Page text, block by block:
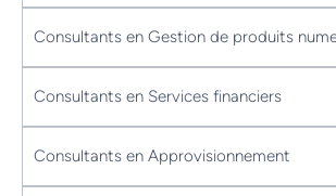
Consultants en Gestion de produits
Consultants en Services financiers
Consultants en Approvisionnement